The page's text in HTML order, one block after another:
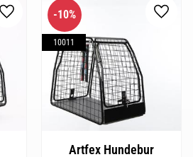
Gem som favorit
Artfex Hundebur
10%
10011
Gem